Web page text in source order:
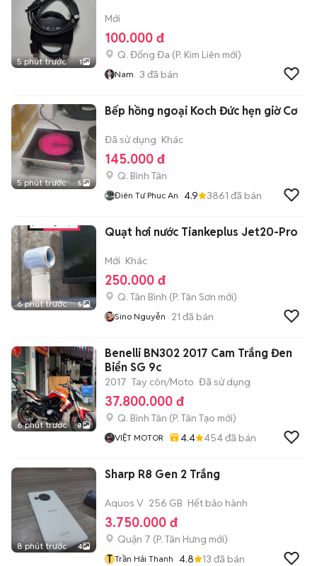
5 phút trước 1
Mới
100.000 đ
Q. Đống Đa (P. Kim Liên mới)
Nam 3 đã bán
5 phút trước 5
Bếp hồng ngoại Koch Đức hẹn giờ Cơ
Đã sử dụng Khác
145.000 đ
Q. Bình Tân
Điên Tư Phuc An 4.9 3861 đã bán
6 phút trước 5
Quạt hơi nước Tiankeplus Jet20-Pro
Mới Khác
250.000 đ
Q. Tân Bình (P. Tân Sơn mới)
Sino Nguyễn 21 đã bán
6 phút trước 8
Benelli BN302 2017 Cam Trắng Đen
Biển SG 9c
2017 Tay côn/Moto Đã sử dụng
37.800.000 đ
Q. Bình Tân (P. Tân Tạo mới)
VIỆT MOTOR 4.4 454đã bán
8 phút trước 4
Sharp R8 Gen 2 Trắng
Aquos V 256 GB Hết bảo hành
3.750.000 đ
Quận 7 (P. Tân Hưng mới)
T Trần Hải Thanh 4.8 13 đã bán